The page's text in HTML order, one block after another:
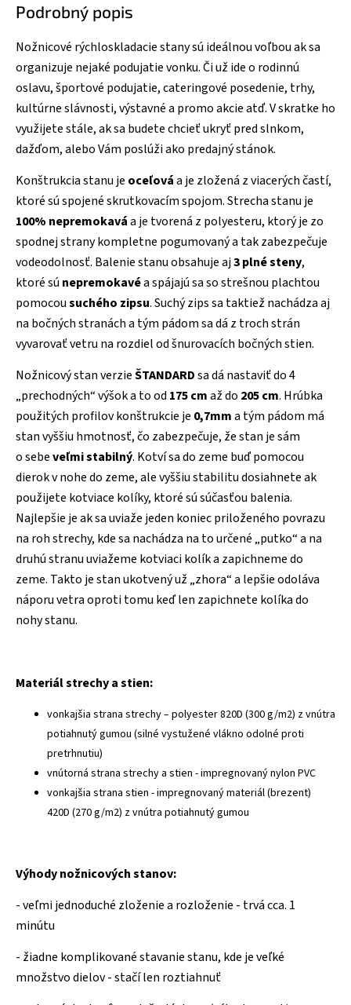
Podrobný popis
Nožnicové rýchloskladacie stany sú ideálnou voľbou ak sa
organizuje nejaké podujatie vonku. Či už ide o rodinnú
oslavu, športové podujatie, cateringové posedenie, trhy,
kultúrne slávnosti, výstavné a promo akcie atď. V skratke ho
využijete stále, ak sa budete chcieť ukryť pred slnkom,
dažďom, alebo Vám poslúži ako predajný stánok.
Konštrukcia stanu je oceľováa je zložená z viacerých častí,
ktoré sú spojené skrutkovacím spojom. Strecha stanu je
100% nepremokaváa je tvorená z polyesteru, ktorý je zo
spodnej strany kompletne pogumovaný a tak zabezpečuje
vodeodolnosť. Balenie stanu obsahuje aj3 plné steny,
ktoré sú nepremokavéa spájajú sa so strešnou plachtou
pomocousuchého zipsu. Suchý zips sa taktiež nachádza aj
na bočných stranách a tým pádom sa dá z troch strán
vyvarovať vetru na rozdiel od šnurovacích bočných stien.
Nožnicový stan verzieŠTANDARDsa dá nastaviť do 4
„prechodných“ výšok a to od 175 cmaž do 205 cm. Hrúbka
použitých profilov konštrukcie je 0,7mma tým pádom má
stan vyššiu hmotnosť, čo zabezpečuje, že stan je sám
o sebeveľmi stabilný. Kotví sa do zeme buď pomocou
dierok v nohe do zeme, ale vyššiu stabilitu dosiahnete ak
použijete kotviace kolíky, ktoré sú súčasťou balenia.
Najlepšie je ak sa uviaže jeden koniec priloženého povrazu
na roh strechy, kde sa nachádza na to určené „putko“ a na
druhú stranu uviažeme kotviaci kolík a zapichneme do
zeme. Takto je stan ukotvený už „zhora“ a lepšie odoláva
náporu vetra oproti tomu keď len zapichnete kolíka do
nohy stanu.
Materiál strechy a stien:
vonkajšia strana strechy – polyester 820D (300 g/m2) z vnútra
potiahnutý gumou (silné vystužené vlákno odolné proti
pretrhnutiu)
vnútorná strana strechy a stien - impregnovaný nylon PVC
vonkajšia strana stien - impregnovaný materiál (brezent)
420D (270 g/m2) z vnútra potiahnutý gumou
Výhody nožnicových stanov:
- veľmi jednoduché zloženie a rozloženie - trvá cca. 1
minútu
- žiadne komplikované stavanie stanu, kde je veľké
množstvo dielov - stačí len roztiahnuť